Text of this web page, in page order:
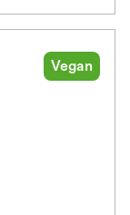
Vegan